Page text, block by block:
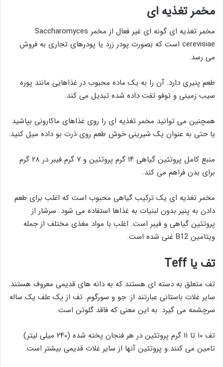
مخمر تغذیه ای
مخمر تغذیه ای گونه ای غیر فعال از مخمر Saccharomyces
cerevisiae است که بصورت پودر زرد یا پودرهای تجاری به فروش
می رسد.
طعم پنیری دارد. آن را به یک ماده محبوب در غذاهایی مانند پوره
سیب زمینی و توفو تفت داده شده تبدیل می کند.
همچنین می توانید مخمر تغذیه ای را روی غذاهای ماکارونی بپاشید
یا حتی به عنوان یک شیرینی خوش طعم روی ذرت بو داده میل کنید.
منبع کامل پروتئین گیاهی ۱۴ گرم پروتئین و ۷ گرم فیبر در ۲۸ گرم
برای بدن فراهم می کند.
مخمر تغذیه ای یک ترکیب گیاهی محبوب است که اغلب برای طعم
دادن به پنیر بدون لبنیات به غذاها استفاده می شود. سرشار از
پروتئین گیاهی و فیبر است. اغلب با مواد مغذی مختلف از جمله
ویتامین B12 غنی شده است.
تف یاTeff
تف متعلق به دسته ای هستند که به دانه های قدیمی معروف هستند.
سایر غلات باستانی عبارتند از: جو و سورگوم. تف از یک علف یک ساله
سرچشمه می گیرد. به این معنی که فاقد گلوتن است.
تف ۱۰ تا ۱۱ گرم پروتئین در هر فنجان پخته شده (۲۴۰ میلی لیتر)
تامین می کنند و پروتئین آنها از سایر غلات قدیمی بیشتر است.